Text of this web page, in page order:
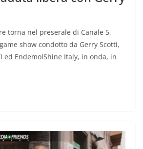
torna nel preserale di Canale 5,
show condotto da Gerry Scotti,
ed EndemolShine Italy, in onda, in